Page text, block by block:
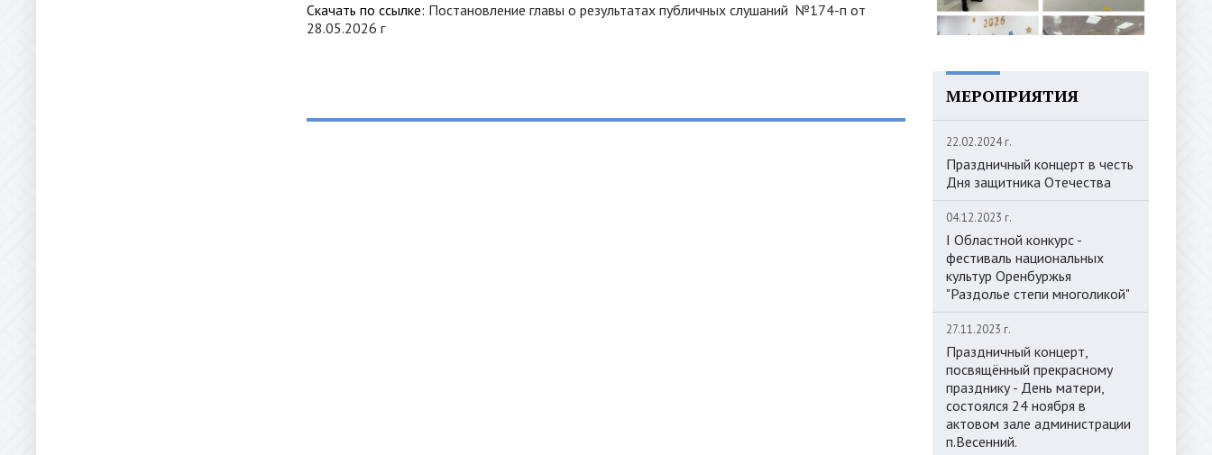
Скачать по ссылке: Постановление главы о результатах публичных слушаний №174-п от
28.05.2026 г
МЕРОПРИЯТИЯ
22.02.2024 г.
Праздничный концерт в честь
Дня защитника Отечества
04.12.2023 г.
I Областной конкурс -
фестиваль национальных
культур Оренбуржья
"Раздолье степи многоликой"
27.11.2023 г.
Праздничный концерт,
посвящённый прекрасному
празднику - День матери,
состоялся 24 ноября в
актовом зале администрации
п.Весенний.